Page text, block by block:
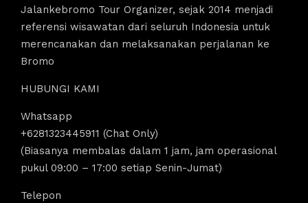
Jalankebromo Tour Organizer, sejak 2014 menjadi
referensi wisawatan dari seluruh Indonesia untuk
merencanakan dan melaksanakan perjalanan ke
Bromo
HUBUNGI KAMI
Whatsapp
+6281323445911 (Chat Only)
(Biasanya membalas dalam 1 jam, jam operasional
pukul 09:00 – 17:00 setiap Senin-Jumat)
Telepon